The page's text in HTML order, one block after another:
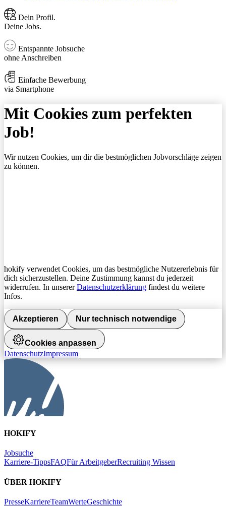
Dein Profil.
Deine Jobs.
Entspannte Jobsuche
ohne Anschreiben
Einfache Bewerbung
via Smartphone
Mit Cookies zum perfekten
Job!
Wir nutzen Cookies, um dir die bestmöglichen Jobvorschläge zeigen
zu können.
hokify verwendet Cookies, um das bestmögliche Nutzererlebnis für
dich sicherzustellen. Deine Zustimmung kannst du jederzeit
widerrufen. In unsererDatenschutzerklärung findest du weitere
Infos.
Akzeptieren Nur technisch notwendige
Cookies anpassen
DatenschutzImpressum
HOKIFY
Jobsuche
Karriere-TippsFAQFür ArbeitgeberRecruiting Wissen
ÜBER HOKIFY
PresseKarriereTeamWerteGeschichte